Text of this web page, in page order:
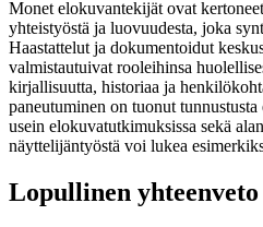
Monet elokuvantekijät ovat
yhteistyöstä ja luovuudesta, joka
Haastattelut ja dokumentoidut
valmistautuivat rooleihinsa
kirjallisuutta, historiaa ja
paneutuminen on tuonut
usein elokuvatutkimuksissa sekä
näyttelijäntyöstä voi lukea
Lopullinen yhteenveto